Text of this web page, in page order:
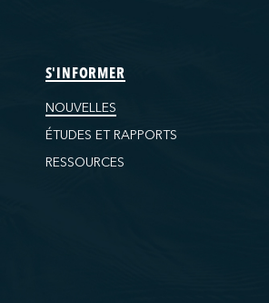
S'INFORMER
NOUVELLES
ÉTUDES ET RAPPORTS
RESSOURCES